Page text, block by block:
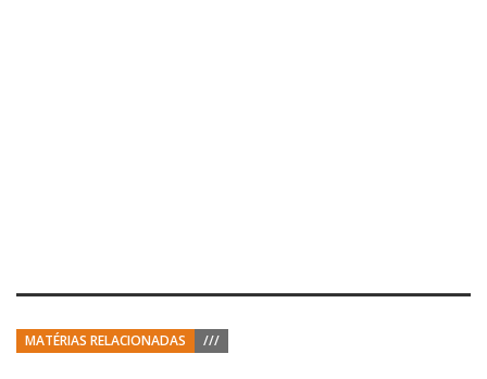
MATÉRIAS RELACIONADAS ///